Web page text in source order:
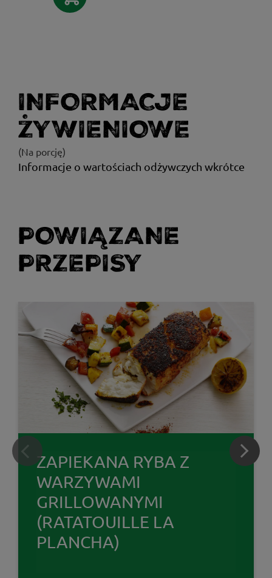
INFORMACJE
ŻYWIENIOWE
(Na porcję)
Informacje o wartościach odżywczych wkrótce
POWIĄZANE
PRZEPISY
ZAPIEKANA RYBA Z
WARZYWAMI
GRILLOWANYMI
(RATATOUILLE LA
PLANCHA)